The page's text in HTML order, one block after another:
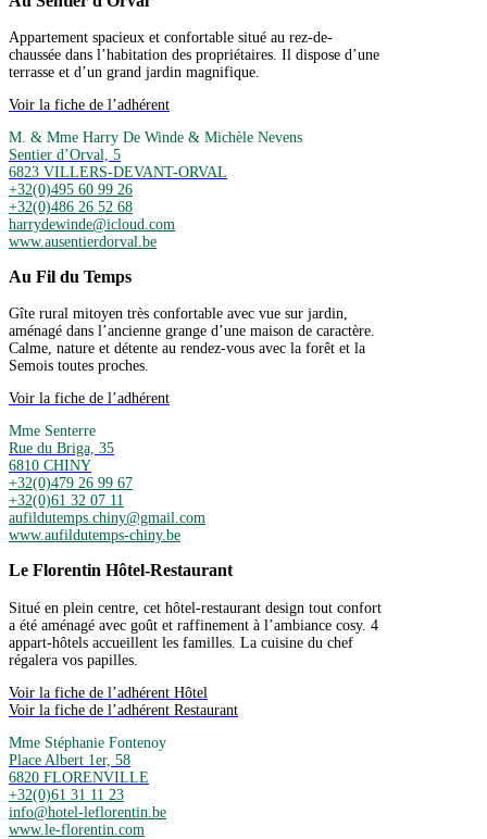
Appartement spacieux et confortable situé au rez-de-
chaussée dans l’habitation des propriétaires. Il dispose d’une
terrasse et d’un grand jardin magnifique.
Voir la fiche de l’adhérent
M. & Mme Harry De Winde & Michèle Nevens
Sentier d’Orval, 5
6823 VILLERS-DEVANT-ORVAL
+32(0)495 60 99 26
+32(0)486 26 52 68
harrydewinde@icloud.com
www.ausentierdorval.be
Au Fil du Temps
Gîte rural mitoyen très confortable avec vue sur jardin,
aménagé dans l’ancienne grange d’une maison de caractère.
Calme, nature et détente au rendez-vous avec la forêt et la
Semois toutes proches.
Voir la fiche de l’adhérent
Mme Senterre
Rue du Briga, 35
6810 CHINY
+32(0)479 26 99 67
+32(0)61 32 07 11
aufildutemps.chiny@gmail.com
www.aufildutemps-chiny.be
Le Florentin Hôtel-Restaurant
Situé en plein centre, cet hôtel-restaurant design tout confort
a été aménagé avec goût et raffinement à l’ambiance cosy. 4
appart-hôtels accueillent les familles. La cuisine du chef
régalera vos papilles.
Voir la fiche de l’adhérent Hôtel
Voir la fiche de l’adhérent Restaurant
Mme Stéphanie Fontenoy
Place Albert 1er, 58
6820 FLORENVILLE
+32(0)61 31 11 23
info@hotel-leflorentin.be
www.le-florentin.com